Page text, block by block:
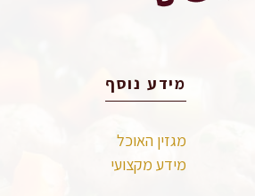
מידע נוסף
מגזין האוכל
מידע מקצועי